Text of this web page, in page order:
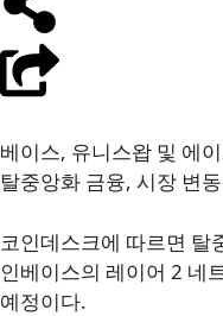
베이스, 유니스왑 및 에
탈중앙화 금융, 시장 변
코인데스크에 따르면 탈
인베이스의 레이어 2 네
예정이다.